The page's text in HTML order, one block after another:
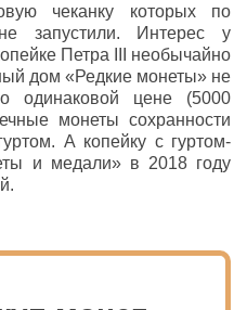
чеканку которых по
запустили. Интерес у
Петра III необычайно
дом «Редкие монеты» не
одинаковой цене (5000
монеты сохранности
А копейку с гуртом-
и медали» в 2018 году